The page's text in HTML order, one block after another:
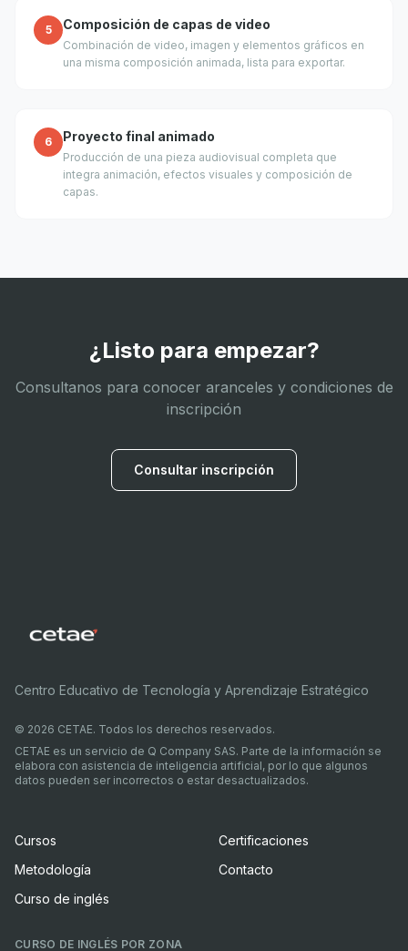
5 Composición de capas de video
Combinación de video, imagen y elementos gráficos en
una misma composición animada, lista para exportar.
6 Proyecto final animado
Producción de una pieza audiovisual completa que
integra animación, efectos visuales y composición de
capas.
¿Listo para empezar?
Consultanos para conocer aranceles y condiciones de
inscripción
Consultar inscripción
Centro Educativo de Tecnología y Aprendizaje Estratégico
© 2026 CETAE. Todos los derechos reservados.
CETAE es un servicio de Q Company SAS. Parte de la información se
elabora con asistencia de inteligencia artificial, por lo que algunos
datos pueden ser incorrectos o estar desactualizados.
Cursos
Certificaciones
Metodología
Contacto
Curso de inglés
CURSO DE INGLÉS POR ZONA